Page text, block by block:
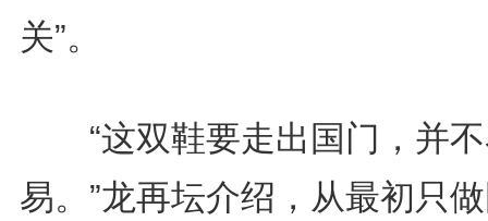
关”。
“这双鞋要走出国门，并
易。”龙再坛介绍，从最初只